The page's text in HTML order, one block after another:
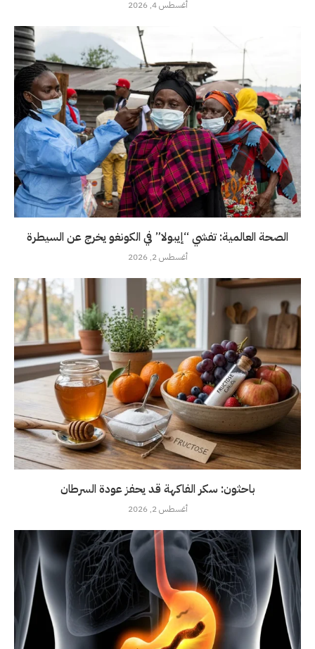
أغسطس 4, 2026
الصحة العالمية: تفشي “إيبولا” في الكونغو يخرج عن السيطرة
أغسطس 2, 2026
باحثون: سكر الفاكهة قد يحفز عودة السرطان
أغسطس 2, 2026